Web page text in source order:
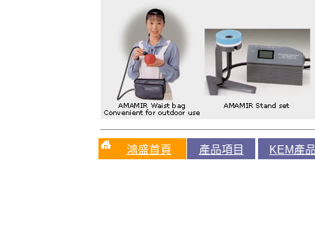
鴻盛首頁 產品項目 KEM產